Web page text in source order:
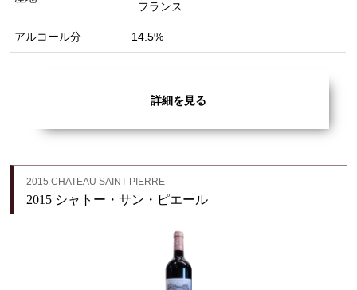
フランス
アルコール分 14.5%
詳細を見る
2015 CHATEAU SAINT PIERRE
2015 シャトー・サン・ピエール